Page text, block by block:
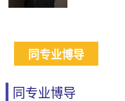
同专业博导
同专业博导